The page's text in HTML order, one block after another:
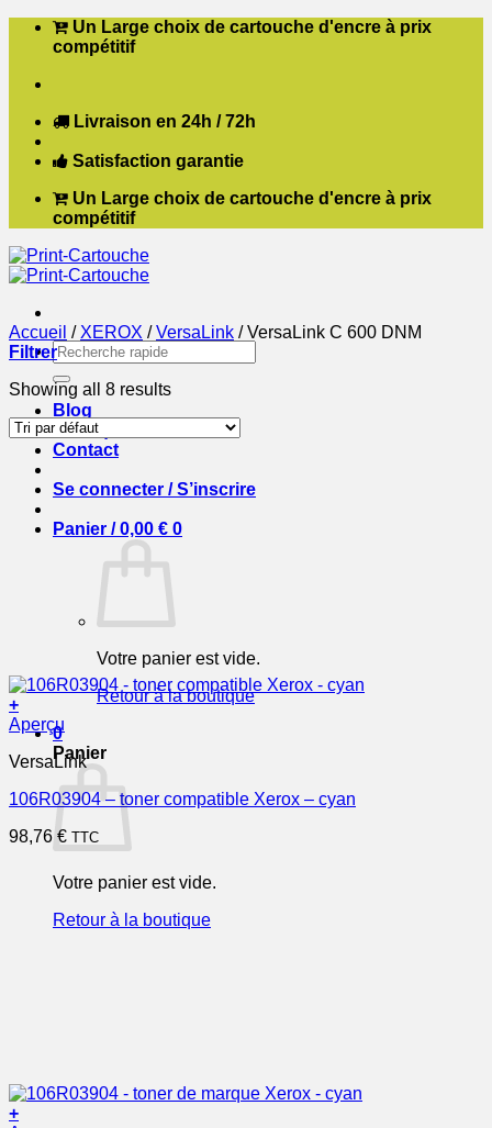
Passer Un Large choix de cartouche d'encre à prix
compétitif
Livraison en 24h / 72h
Satisfaction garantie
Un Large choix de cartouche d'encre à prix
compétitif
Recherche
pour :
Blog
Boutique
Contact
Se connecter / S’inscrire
Panier /0,00 € 0
Votre panier est vide.
Retour à la boutique
0
Panier
Votre panier est vide.
Retour à la boutique
Accueil / XEROX / VersaLink /VersaLink C 600 DNM
Filtrer
Showing all 8 results
+
Aperçu
VersaLink
106R03904 – toner compatible Xerox – cyan
98,76 € TTC
+